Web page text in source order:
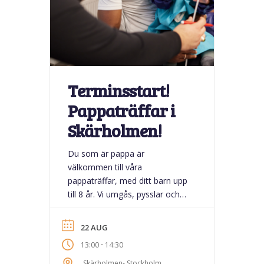
Terminsstart!
Pappaträffar i
Skärholmen!
Du som är pappa är
välkommen till våra
pappaträffar, med ditt barn upp
till 8 år. Vi umgås, pysslar och
avslappnad miljö på
Skärholmens Bibliotek. Kanske
du hittar nya vänner bland de
22 AUG
13:00- 14:30